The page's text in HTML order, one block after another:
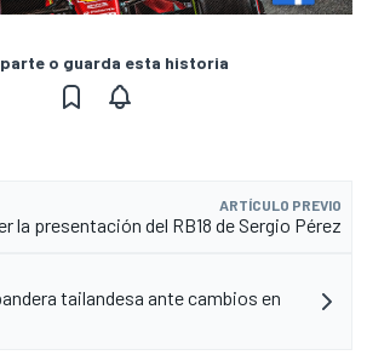
o guarda esta historia
ARTÍCULO PREVIO
la presentación del RB18 de Sergio Pérez
tailandesa ante cambios en